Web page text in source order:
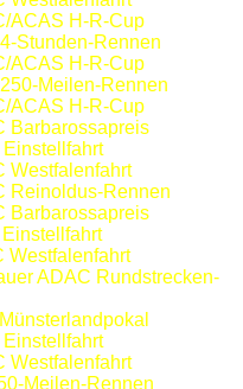
ACAS H-R-Cup
Stunden-Rennen
ACAS H-R-Cup
Meilen-Rennen
ACAS H-R-Cup
Barbarossapreis
Einstellfahrt
Westfalenfahrt
Reinoldus-Rennen
Barbarossapreis
Einstellfahrt
Westfalenfahrt
ADAC Rundstrecken-
Einstellfahrt
Westfalenfahrt
Meilen-Rennen